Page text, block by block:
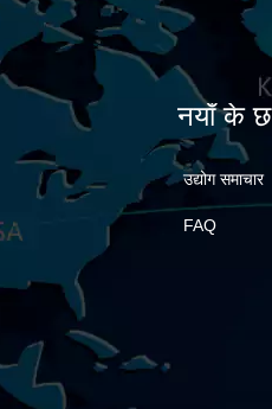
नयाँ के छ
उद्योग समाचार
FAQ